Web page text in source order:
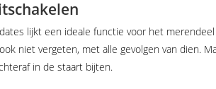
lijkt een ideale functie voor het
niet vergeten, met alle gevolgen van dien.
in de staart bijten.